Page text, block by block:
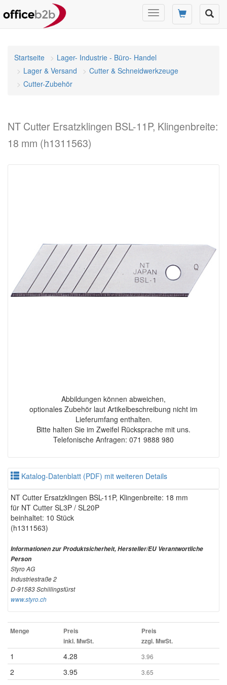
Navigation
umschalten
Startseite
Lager- Industrie - Büro- Handel
Lager & Versand
Cutter & Schneidwerkzeuge
Cutter-Zubehör
NT Cutter Ersatzklingen BSL-11P, Klingenbreite:
18 mm (h1311563)
Abbildungen können abweichen,
optionales Zubehör laut Artikelbeschreibung nicht im
Lieferumfang enthalten.
Bitte halten Sie im Zweifel Rücksprache mit uns.
Telefonische Anfragen: 071 9888 980
Katalog-Datenblatt (PDF) mit weiteren Details
NT Cutter Ersatzklingen BSL-11P, Klingenbreite: 18 mm
für NT Cutter SL3P / SL20P
beinhaltet: 10 Stück
(h1311563)
Informationen zur Produktsicherheit, Hersteller/EU Verantwortliche
Person
Styro AG
Industriestraße 2
D-91583 Schillingsfürst
www.styro.ch
Menge
Preis
inkl. MwSt.
Preis
zzgl. MwSt.
1 4.28 3.96
2 3.95 3.65